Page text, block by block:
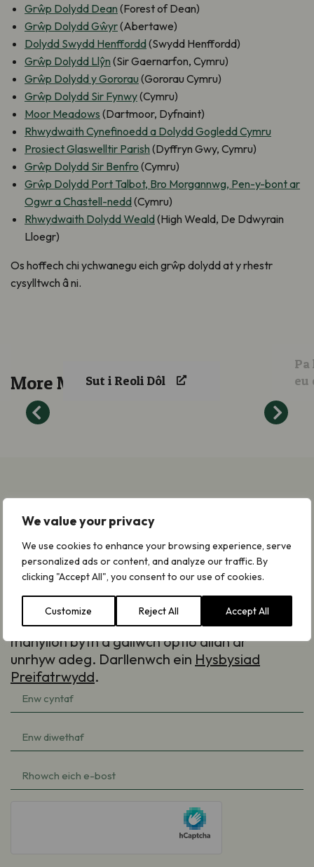
We value your privacy
We use cookies to enhance your browsing experience, serve
personalized ads or content, and analyze our traffic. By
clicking "Accept All", you consent to our use of cookies.
Customize Reject All Accept All
Grŵp Dolydd Dean (Forest of Dean)
Grŵp Dolydd Gŵyr(Abertawe)
Dolydd Swydd Henffordd(Swydd Henffordd)
Grŵp Dolydd Llŷn (Sir Gaernarfon, Cymru)
Grŵp Dolydd y Gororau (Gororau Cymru)
Grŵp Dolydd Sir Fynwy(Cymru)
Moor Meadows (Dartmoor, Dyfnaint)
Rhwydwaith Cynefinoedd a Dolydd Gogledd Cymru
Prosiect Glaswelltir Parish (Dyffryn Gwy, Cymru)
Grŵp Dolydd Sir Benfro (Cymru)
Grŵp Dolydd Port Talbot, Bro Morgannwg, Pen-y-bont ar
Ogwr a Chastell-nedd(Cymru)
Rhwydwaith Dolydd Weald(High Weald, De Ddwyrain
Lloegr)
Os hoffech chi ychwanegu eich grŵp dolydd at y rhestr
cysylltwch â ni.
More Meadow Guidance
Sut i Reoli Dôl
Pa
eu
Cofrestrwch ar gyfer
Diweddariadau
Byddwn yn anfon diweddariadau atoch chi
ymgyrchoedd, apeliadau a ffyrdd o
gymryd rhan. Ni fyddwn yn rhannu eich
manylion byth a gallwch optio allan ar
unrhyw adeg. Darllenwch ein Hysbysiad
Preifatrwydd.
Enw
cyntaf
Enw
diwethaf
e-
bost